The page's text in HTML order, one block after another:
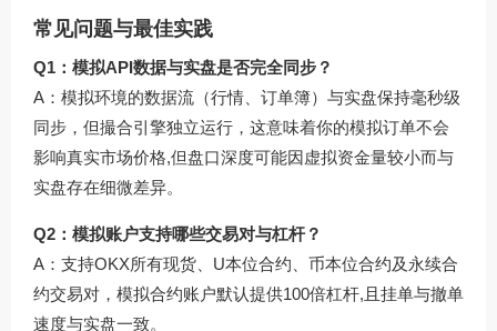
常见问题与最佳实践
Q1：模拟API数据与实盘是否完全同步？
A：模拟环境的数据流（行情、订单簿）与实盘保持毫秒级
同步，但撮合引擎独立运行，这意味着你的模拟订单不会
影响真实市场价格,但盘口深度可能因虚拟资金量较小而与
实盘存在细微差异。
Q2：模拟账户支持哪些交易对与杠杆？
A：支持OKX所有现货、U本位合约、币本位合约及永续合
约交易对，模拟合约账户默认提供100倍杠杆,且挂单与撤单
速度与实盘一致。